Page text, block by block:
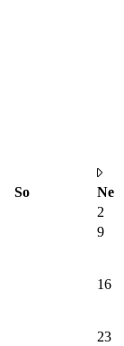
So
Ne
2
9
16
23